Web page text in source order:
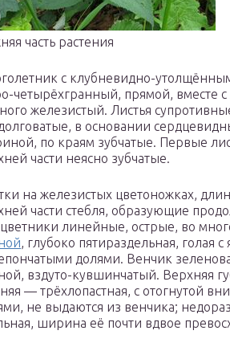
часть растения
с клубневидно-
четырёхгранный, прямой, вместе
железистый. Листья
в основании
по краям зубчатые. Первые
части неясно зубчатые.
на железистых цветоножках,
части стебля, образующие
линейные, острые, во
, глубоко пятираздельная, голая
долями. Венчик
вздуто-кувшинчатый. Верхняя
— трёхлопастная, с отогнутой
не выдаются из венчика;
ширина её почти вдвое